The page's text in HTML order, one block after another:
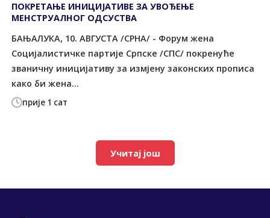
прије 1 сат
ПОКРЕТАЊЕ ИНИЦИЈАТИВЕ ЗА УВОЂЕЊЕ
МЕНСТРУАЛНОГ ОДСУСТВА
БАЊАЛУКА, 10. АВГУСТА /СРНА/ - Форум жена
Социјалистичке партије Српске /СПС/ покренуће
званичну иницијативу за измјену законских прописа
како би жена...
Учитај још